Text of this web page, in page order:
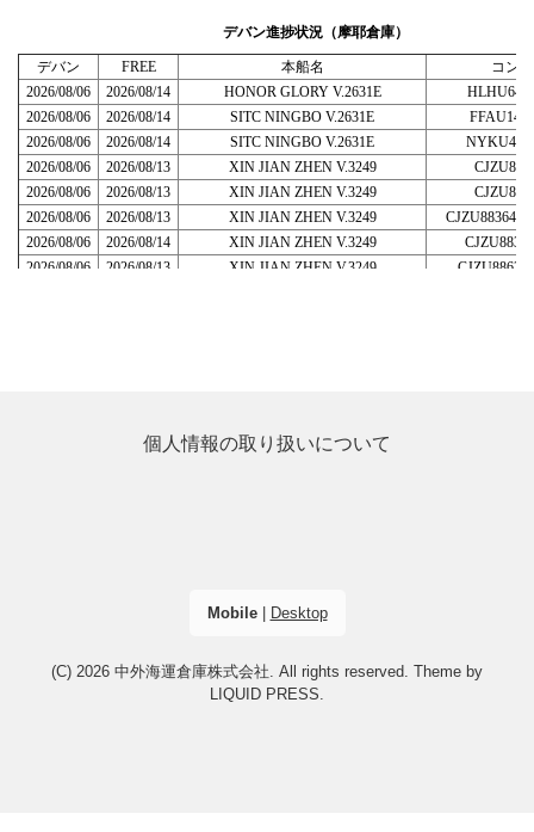
個人情報の取り扱いについて
Mobile| Desktop
(C) 2026 中外海運倉庫株式会社 . All rights reserved. Theme by
LIQUID PRESS